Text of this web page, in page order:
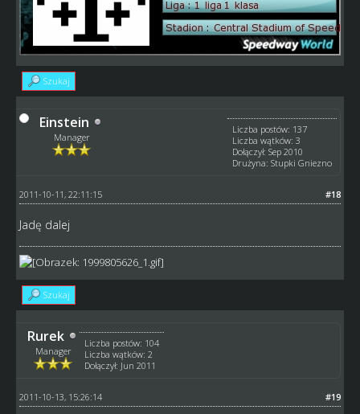
Szukaj
Einstein
Manager
Liczba postów: 137
Liczba wątków: 3
Dołączył: Sep 2010
Drużyna: Stupki Gniezno
#18
2011-10-11, 22:11:15
Jadę dalej
Szukaj
Rurek
Manager
Liczba postów: 104
Liczba wątków: 2
Dołączył: Jun 2011
#19
2011-10-13, 15:26:14